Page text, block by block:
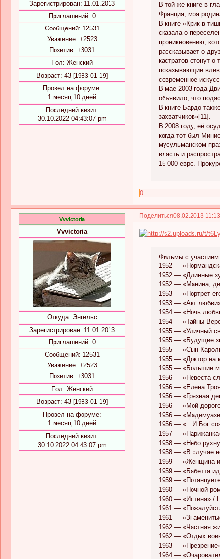
Зарегистрирован: 11.01.2013
Приглашений: 0
Сообщений: 12531
Уважение: +2523
Позитив: +3031
Пол: Женский
Возраст: 43 [1983-01-19]
Провел на форуме:
1 месяц 10 дней
Последний визит:
30.10.2022 04:43:07 pm
В той же книге в
Франция, моя
В книге «Крик в
сказала о
проникновению,
рассказывает о
кастратов стонут
показывающие
современное
В мае 2003 года
объявило, что
В книге Бардо
захватчиков»[11].
В 2008 году, её
когда тот был
мусульманском
власть и
15 000 евро.
0
Поделиться08.02.2013
Vvvictoria
Vvvictoria
Откуда: Энгельс
Зарегистрирован: 11.01.2013
Приглашений: 0
Сообщений: 12531
Уважение: +2523
Позитив: +3031
Пол: Женский
Возраст: 43 [1983-01-19]
Провел на форуме:
1 месяц 10 дней
Последний визит:
30.10.2022 04:43:07 pm
Фильмы с
1952 —
1952 — «Длинные
1952 — «Манина,
1953 — «Портрет
1953 — «Акт
1954 — «Ночь
1954 — «Тайны
1955 — «Уличный
1955 — «Будущие
1955 — «Сын
1955 — «Доктор на
1955 — «Большие
1956 — «Невеста
1956 — «Елена
1956 — «Грязная
1956 — «Мой
1956 —
1956 — «…И Бог
1957 —
1958 — «Небо
1958 — «В случае
1959 — «Женщина и
1959 — «Бабетта
1959 —
1960 — «Ночной
1960 — «Истина» /
1961 —
1961 —
1962 — «Частная
1962 — «Отдых
1963 —
1964 —